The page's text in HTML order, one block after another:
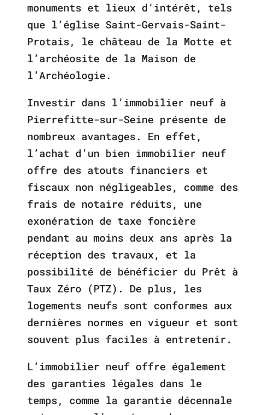
monuments et lieux d’intérêt, tels
que l’église Saint-Gervais-Saint-
Protais, le château de la Motte et
l’archéosite de la Maison de
l’Archéologie.
Investir dans l’immobilier neuf à
Pierrefitte-sur-Seine présente de
nombreux avantages. En effet,
l’achat d’un bien immobilier neuf
offre des atouts financiers et
fiscaux non négligeables, comme des
frais de notaire réduits, une
exonération de taxe foncière
pendant au moins deux ans après la
réception des travaux, et la
possibilité de bénéficier du Prêt à
Taux Zéro (PTZ). De plus, les
logements neufs sont conformes aux
dernières normes en vigueur et sont
souvent plus faciles à entretenir.
L’immobilier neuf offre également
des garanties légales dans le
temps, comme la garantie décennale